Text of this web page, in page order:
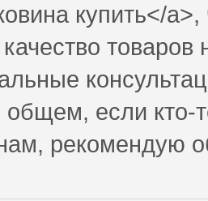
купить</
общем, если кто-
рекомендую